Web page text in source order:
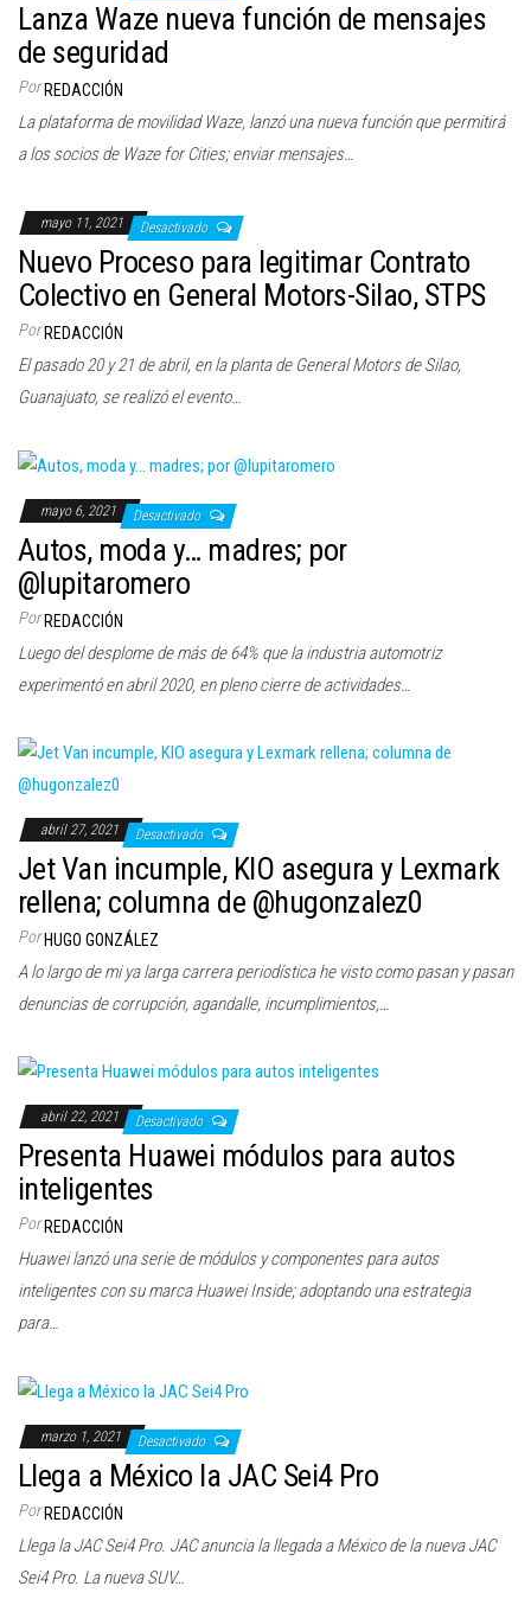
Lanza Waze nueva función de mensajes
de seguridad
Por REDACCIÓN
La plataforma de movilidad Waze, lanzó una nueva función que permitirá
a los socios de Waze for Cities; enviar mensajes…
mayo 11, 2021 Desactivado
Nuevo Proceso para legitimar Contrato
Colectivo en General Motors-Silao, STPS
Por REDACCIÓN
El pasado 20 y 21 de abril, en la planta de General Motors de Silao,
Guanajuato, se realizó el evento…
mayo 6, 2021 Desactivado
Autos, moda y… madres; por
@lupitaromero
Por REDACCIÓN
Luego del desplome de más de 64% que la industria automotriz
experimentó en abril 2020, en pleno cierre de actividades…
abril 27, 2021 Desactivado
Jet Van incumple, KIO asegura y Lexmark
rellena; columna de @hugonzalez0
Por HUGO GONZÁLEZ
A lo largo de mi ya larga carrera periodística he visto como pasan y pasan
denuncias de corrupción, agandalle, incumplimientos,…
abril 22, 2021 Desactivado
Presenta Huawei módulos para autos
inteligentes
Por REDACCIÓN
Huawei lanzó una serie de módulos y componentes para autos
inteligentes con su marca Huawei Inside; adoptando una estrategia
para…
marzo 1, 2021 Desactivado
Llega a México la JAC Sei4 Pro
Por REDACCIÓN
Llega la JAC Sei4 Pro. JAC anuncia la llegada a México de la nueva JAC
Sei4 Pro. La nueva SUV…